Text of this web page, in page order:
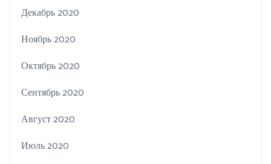
Декабрь 2020
Ноябрь 2020
Октябрь 2020
Сентябрь 2020
Август 2020
Июль 2020